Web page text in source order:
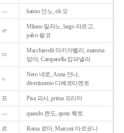
― hanno 안노, oh 오
ㄹ
Milano 밀라노, largo 라르고,
palco 팔코
ㅁ
Macchiavelli 마키아벨리, mamma
맘마, Campanella 캄파넬라
ㄴ
Nero 네로, Anna 안나,
divertimento 디베르티멘토
프 Pisa 피사, prima 프리마
― quando 콴도, queto 퀘토
르 Roma 로마, Marconi 마르코니